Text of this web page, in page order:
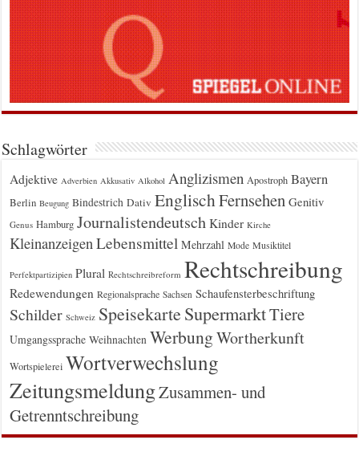
Schlagwörter
Adjektive Adverbien Akkusativ Alkohol Anglizismen Apostroph Bayern
Berlin Beugung Bindestrich Dativ EnglischFernsehen Genitiv
Genus Hamburg Journalistendeutsch Kinder Kirche
Kleinanzeigen Lebensmittel Mehrzahl Mode Musiktitel
Perfektpartizipien Plural Rechtschreibreform Rechtschreibung
Redewendungen Regionalsprache Sachsen Schaufensterbeschriftung
Schilder Schweiz Speisekarte SupermarktTiere
Umgangssprache Weihnachten WerbungWortherkunft
Wortspielerei Wortverwechslung
ZeitungsmeldungZusammen- und
Getrenntschreibung